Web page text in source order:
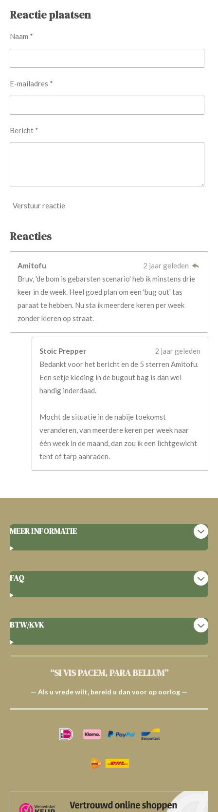
t
r
e
n
Reactie plaatsen
Naam *
E-mailadres *
Bericht *
Verstuur reactie
Reacties
Amitofu
2 jaar geleden
Bruv, 'de bom is gebarsten scenario' heb ik minstens drie
keer in de week. Heel goed plan om een 'bug out' tas
paraat te hebben. Nu sta ik meerdere keren per week
zonder kleren op straat.
Stoic Prepper
2 jaar geleden
Bedankt voor het bericht en de 5 sterren Amitofu.
Een setje kleding in de bugout bag is dan wel
handig inderdaad.
Mocht de situatie in de nabije toekomst
veranderen, van meerdere keren per week naar
één week in de maand, dan zou ik een lichtgewicht
tent of tarp aanraden.
MEER INFORMATIE
FAQ
BTW/KVK
“SI VIS PACEM, PARA BELLUM”
— Als u vrede wilt, bereid u dan voor op oorlog —